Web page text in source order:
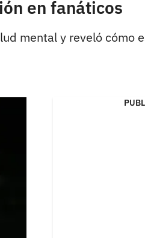
en fanáticos
mental y reveló cómo